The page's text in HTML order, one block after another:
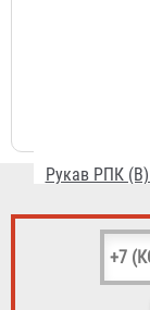
Рукав РПК